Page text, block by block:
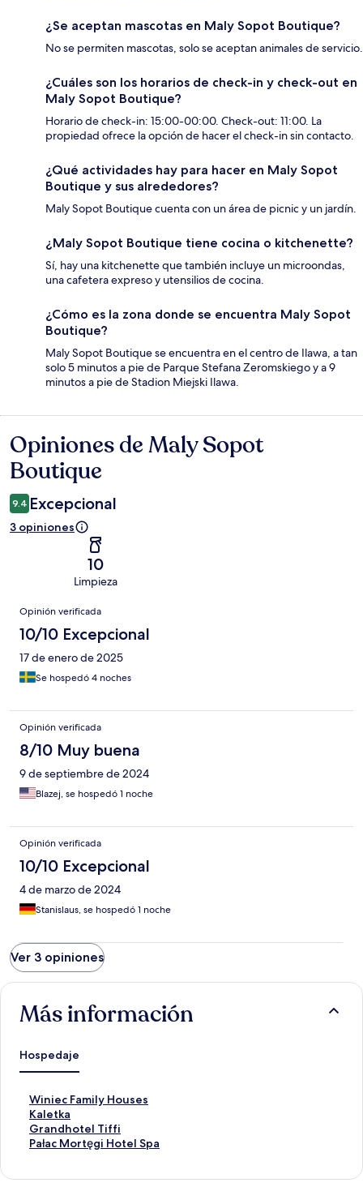
¿Se aceptan mascotas en Maly Sopot Boutique?
No se permiten mascotas, solo se aceptan animales de servicio.
¿Cuáles son los horarios de check-in y check-out en
Maly Sopot Boutique?
Horario de check-in: 15:00-00:00. Check-out: 11:00. La
propiedad ofrece la opción de hacer el check-in sin contacto.
¿Qué actividades hay para hacer en Maly Sopot
Boutique y sus alrededores?
Maly Sopot Boutique cuenta con un área de picnic y un jardín.
¿Maly Sopot Boutique tiene cocina o kitchenette?
Sí, hay una kitchenette que también incluye un microondas,
una cafetera expreso y utensilios de cocina.
¿Cómo es la zona donde se encuentra Maly Sopot
Boutique?
Maly Sopot Boutique se encuentra en el centro de Ilawa, a tan
solo 5 minutos a pie de Parque Stefana Zeromskiego y a 9
minutos a pie de Stadion Miejski Ilawa.
Opiniones
Opiniones de Maly Sopot
Boutique
9.4 Excepcional
3 opiniones
10
Limpieza
Opiniones
Opinión verificada
10/10 Excepcional
17 de enero de 2025
Se hospedó 4 noches
Opinión verificada
8/10 Muy buena
9 de septiembre de 2024
Blazej, se hospedó 1 noche
Opinión verificada
10/10 Excepcional
4 de marzo de 2024
Stanislaus, se hospedó 1 noche
Ver 3 opiniones
Más información
Hospedaje
Winiec Family Houses
E
n
l
a
Kaletka
E
n
l
Grandhotel Tiffi
E
n
Pałac Mortęgi Hotel Spa
E